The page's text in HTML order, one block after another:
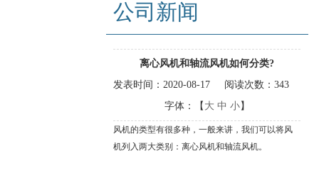
公司新闻
离心风机和轴流风机如何分类?
发表时间：2020-08-17 阅读次数：343
字体：【 大 中 小】
风机的类型有很多种，一般来讲，我们可以将风
机列入两大类别：离心风机和轴流风机。